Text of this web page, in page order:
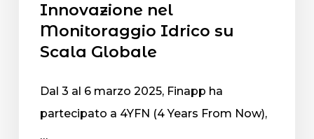
Innovazione nel
Monitoraggio Idrico su
Scala Globale
Dal 3 al 6 marzo 2025, Finapp ha
partecipato a 4YFN (4 Years From Now),
…